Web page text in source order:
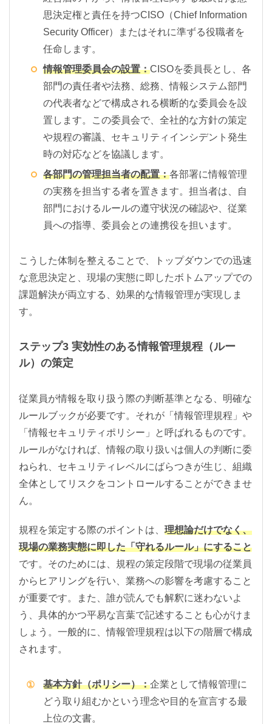
思決定権と責任を持つCISO（Chief Information
Security Officer）またはそれに準ずる役職者を
任命します。
情報管理委員会の設置：CISOを委員長とし、各
部門の責任者や法務、総務、情報システム部門
の代表者などで構成される横断的な委員会を設
置します。この委員会で、全社的な方針の策定
や規程の審議、セキュリティインシデント発生
時の対応などを協議します。
各部門の管理担当者の配置：各部署に情報管理
の実務を担当する者を置きます。担当者は、自
部門におけるルールの遵守状況の確認や、従業
員への指導、委員会との連携役を担います。
こうした体制を整えることで、トップダウンでの迅速
な意思決定と、現場の実態に即したボトムアップでの
課題解決が両立する、効果的な情報管理が実現しま
す。
ステップ3 実効性のある情報管理規程（ルー
ル）の策定
従業員が情報を取り扱う際の判断基準となる、明確な
ルールブックが必要です。それが「情報管理規程」や
「情報セキュリティポリシー」と呼ばれるものです。
ルールがなければ、情報の取り扱いは個人の判断に委
ねられ、セキュリティレベルにばらつきが生じ、組織
全体としてリスクをコントロールすることができませ
ん。
規程を策定する際のポイントは、 理想論だけでなく、
現場の業務実態に即した「守れるルール」にすること
です。そのためには、規程の策定段階で現場の従業員
からヒアリングを行い、業務への影響を考慮すること
が重要です。また、誰が読んでも解釈に迷わないよ
う、具体的かつ平易な言葉で記述することも心がけま
しょう。一般的に、情報管理規程は以下の階層で構成
されます。
基本方針（ポリシー）：企業として情報管理に
どう取り組むかという理念や目的を宣言する最
上位の文書。